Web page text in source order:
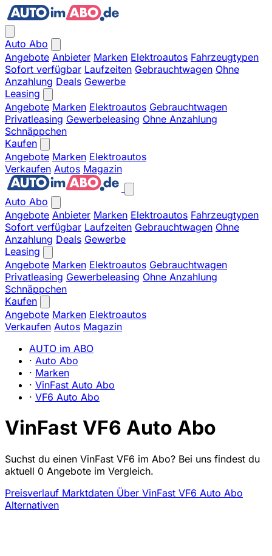
Auto Abo
Angebote Anbieter Marken Elektroautos Fahrzeugtypen
Sofort verfügbar Laufzeiten Gebrauchtwagen Ohne
Anzahlung Deals Gewerbe
Leasing
Angebote Marken Elektroautos Gebrauchtwagen
Privatleasing Gewerbeleasing Ohne Anzahlung
Schnäppchen
Kaufen
Angebote Marken Elektroautos
Verkaufen Autos Magazin
Auto Abo
Angebote Anbieter Marken Elektroautos Fahrzeugtypen
Sofort verfügbar Laufzeiten Gebrauchtwagen Ohne
Anzahlung Deals Gewerbe
Leasing
Angebote Marken Elektroautos Gebrauchtwagen
Privatleasing Gewerbeleasing Ohne Anzahlung
Schnäppchen
Kaufen
Angebote Marken Elektroautos
Verkaufen Autos Magazin
AUTO im ABO
· Auto Abo
· Marken
· VinFast Auto Abo
· VF6 Auto Abo
VinFast VF6 Auto Abo
Suchst du einen VinFast VF6 im Abo? Bei uns findest du
aktuell 0 Angebote im Vergleich.
Preisverlauf Marktdaten Über VinFast VF6 Auto Abo
Alternativen